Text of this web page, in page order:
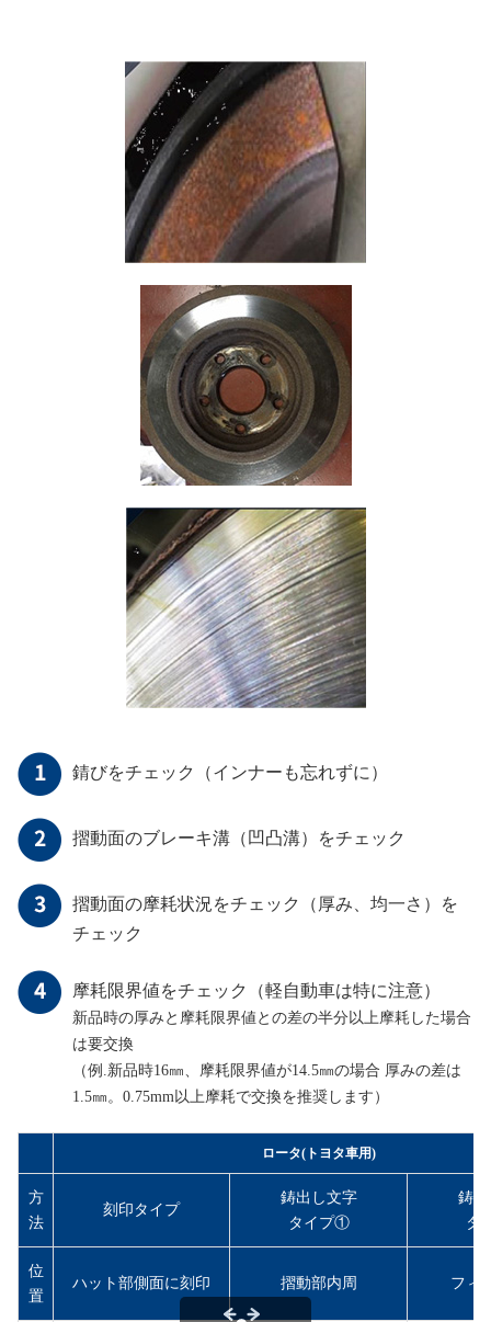
錆びをチェック（インナーも忘れずに）
摺動面のブレーキ溝（凹凸溝）をチェック
摺動面の摩耗状況をチェック（厚み、均一さ）を
チェック
摩耗限界値をチェック（軽自動車は特に注意）
新品時の厚みと摩耗限界値との差の半分以上摩耗した場合
は要交換
（例.新品時16㎜、摩耗限界値が14.5㎜の場合 厚みの差は
1.5㎜。0.75mm以上摩耗で交換を推奨します）
ロータ(トヨタ車用)
方
法
刻印タイプ
鋳出し文字
タイプ①
鋳
タ
位
置
ハット部側面に刻印 摺動部内周 フィ